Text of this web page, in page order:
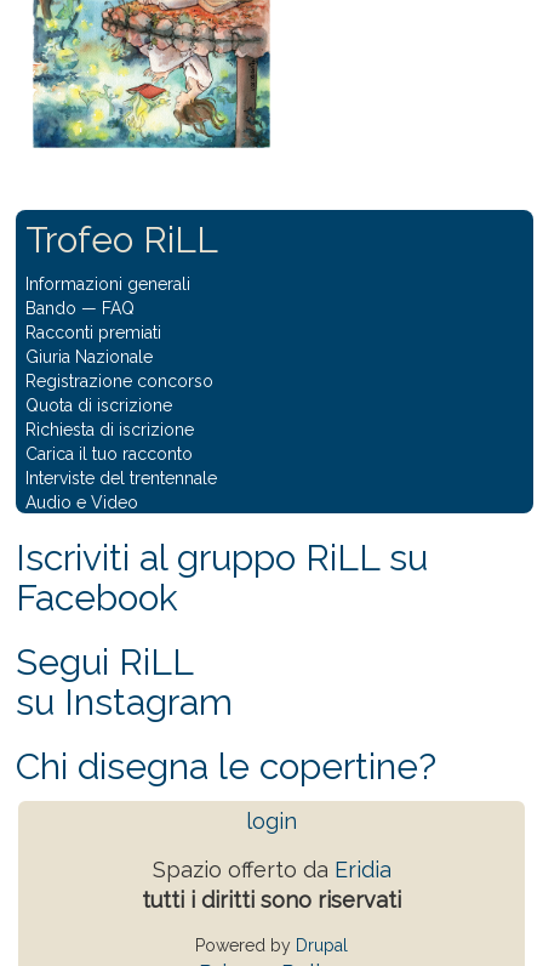
Trofeo RiLL
Informazioni generali
Bando — FAQ
Racconti premiati
Giuria Nazionale
Registrazione concorso
Quota di iscrizione
Richiesta di iscrizione
Carica il tuo racconto
Interviste del trentennale
Audio e Video
Iscriviti al gruppo RiLL su
Facebook
Segui RiLL
su Instagram
Chi disegna le copertine?
login
Spazio offerto da Eridia
tutti i diritti sono riservati
Powered by Drupal